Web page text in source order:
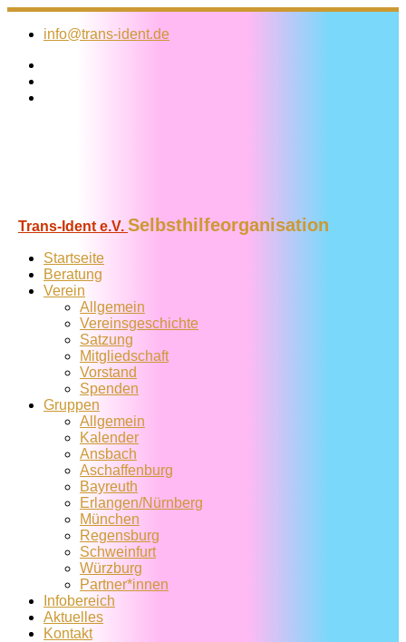
Zum
Inhalt
info@trans-ident.de
Trans-Ident e.V. Selbsthilfeorganisation
Startseite
Beratung
Verein
Allgemein
Vereins­geschichte
Satzung
Mitglied­schaft
Vorstand
Spenden
Gruppen
Allgemein
Kalender
Ansbach
Aschaffenburg
Bayreuth
Erlangen/Nürnberg
München
Regensburg
Schweinfurt
Würzburg
Partner*innen
Infobereich
Aktuelles
Kontakt